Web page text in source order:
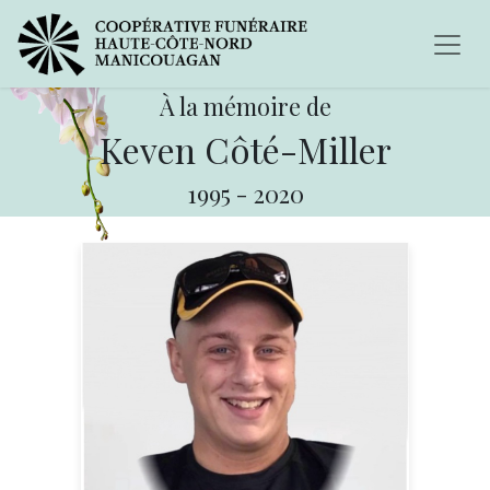
À la mémoire de
Keven Côté-Miller
1995 - 2020